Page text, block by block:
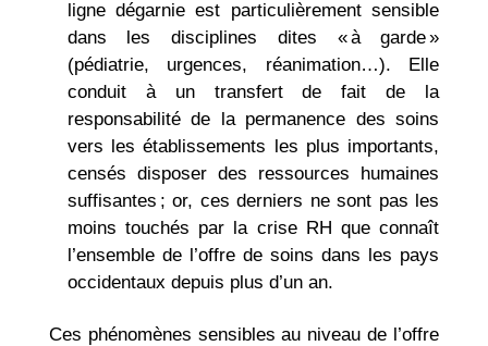
ligne dégarnie est particulièrement sensible
dans les disciplines dites « à garde »
(pédiatrie, urgences, réanimation…). Elle
conduit à un transfert de fait de la
responsabilité de la permanence des soins
vers les établissements les plus importants,
censés disposer des ressources humaines
suffisantes ; or, ces derniers ne sont pas les
moins touchés par la crise RH que connaît
l’ensemble de l’offre de soins dans les pays
occidentaux depuis plus d’un an.
Ces phénomènes sensibles au niveau de l’offre